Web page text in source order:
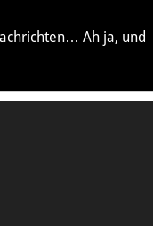
Ah ja, und